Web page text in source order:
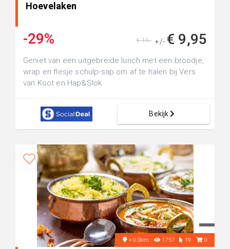
Hoevelaken
-29% +/- € 9,95
€ 14,-
Geniet van een uitgebreide lunch met een broodje,
wrap en flesje schulp-sap om af te halen bij Vers
van Koot en Hap&Slok
Bekijk
+0.0km 1757 19 0